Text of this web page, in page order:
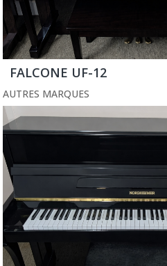
FALCONE UF-12
AUTRES MARQUES